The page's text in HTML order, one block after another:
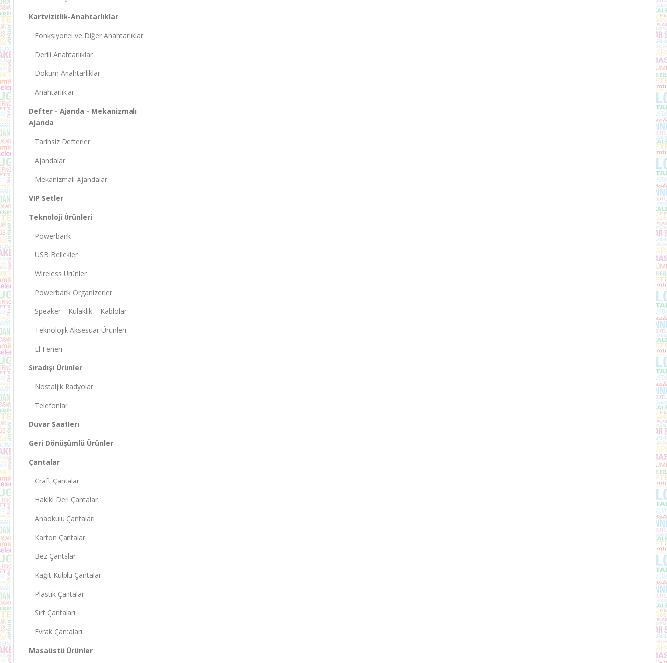
Kartvizitlik-Anahtarlıklar
Fonksiyonel ve Diğer Anahtarlıklar
Derili Anahtarlıklar
Döküm Anahtarlıklar
Anahtarlıklar
Defter - Ajanda - Mekanizmalı
Ajanda
Tarihsiz Defterler
Ajandalar
Mekanizmalı Ajandalar
VIP Setler
Teknoloji Ürünleri
Powerbank
USB Bellekler
Wireless Ürünler
Powerbank Organizerler
Speaker – Kulaklık – Kablolar
Teknolojik Aksesuar Ürünleri
El Feneri
Sıradışı Ürünler
Nostaljik Radyolar
Telefonlar
Duvar Saatleri
Geri Dönüşümlü Ürünler
Çantalar
Craft Çantalar
Hakiki Deri Çantalar
Anaokulu Çantaları
Karton Çantalar
Bez Çantalar
Kağıt Kulplu Çantalar
Plastik Çantalar
Sırt Çantaları
Evrak Çantaları
Masaüstü Ürünler